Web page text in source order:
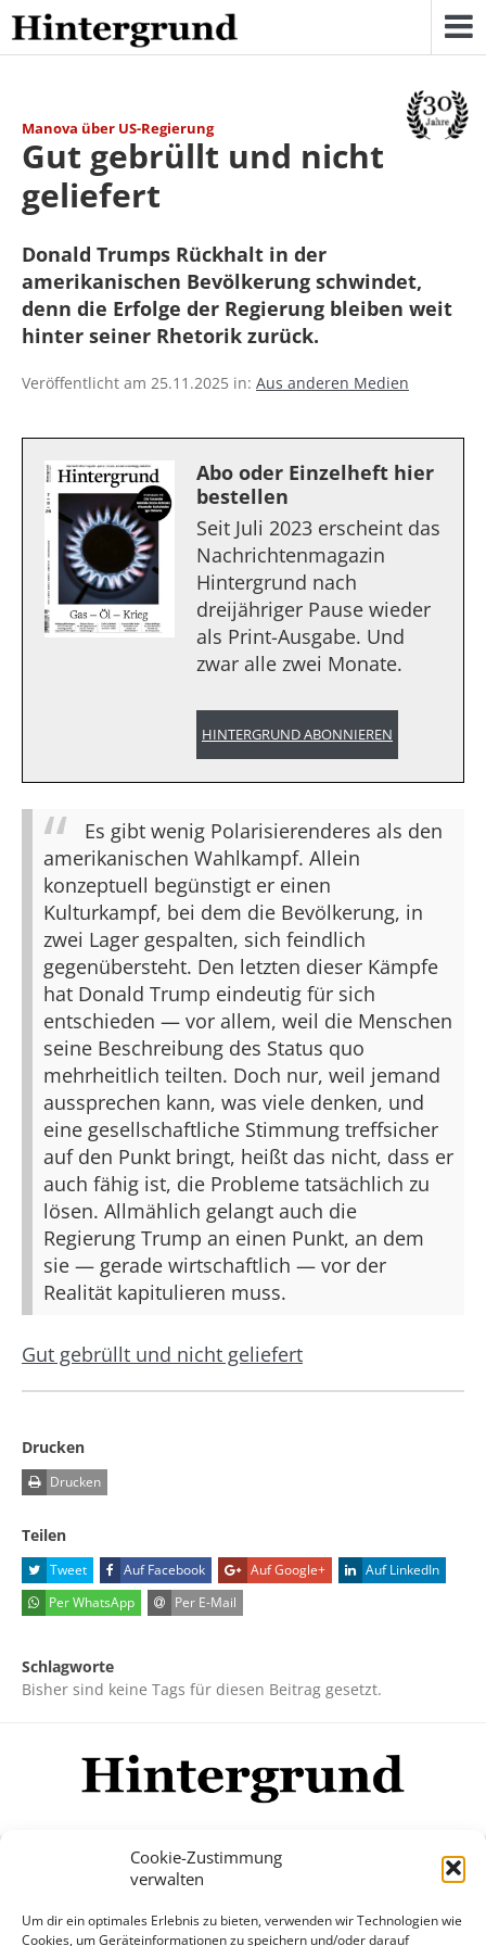
Cookie-Zustimmung
verwalten
Um dir ein optimales Erlebnis zu bieten, verwenden wir Technologien wie
Cookies, um Geräteinformationen zu speichern und/oder darauf
Skip
to
content
Manova über US-Regierung
Gut gebrüllt und nicht
geliefert
Donald Trumps Rückhalt in der
amerikanischen Bevölkerung schwindet,
denn die Erfolge der Regierung bleiben weit
hinter seiner Rhetorik zurück.
Veröffentlicht am 25.11.2025 in: Aus anderen Medien
Abo oder Einzelheft hier
bestellen
Seit Juli 2023 erscheint das
Nachrichtenmagazin
Hintergrund nach
dreijähriger Pause wieder
als Print-Ausgabe. Und
zwar alle zwei Monate.
HINTERGRUND ABONNIEREN
Es gibt wenig Polarisierenderes als den
amerikanischen Wahlkampf. Allein
konzeptuell begünstigt er einen
Kulturkampf, bei dem die Bevölkerung, in
zwei Lager gespalten, sich feindlich
gegenübersteht. Den letzten dieser Kämpfe
hat Donald Trump eindeutig für sich
entschieden — vor allem, weil die Menschen
seine Beschreibung des Status quo
mehrheitlich teilten. Doch nur, weil jemand
aussprechen kann, was viele denken, und
eine gesellschaftliche Stimmung treffsicher
auf den Punkt bringt, heißt das nicht, dass er
auch fähig ist, die Probleme tatsächlich zu
lösen. Allmählich gelangt auch die
Regierung Trump an einen Punkt, an dem
sie — gerade wirtschaftlich — vor der
Realität kapitulieren muss.
Gut gebrüllt und nicht geliefert
Drucken
Drucken
Teilen
Tweet Auf Facebook Auf Google+
Auf LinkedIn
Per WhatsApp
Per E-Mail
Schlagworte
Bisher sind keine Tags für diesen Beitrag gesetzt.
Mehr